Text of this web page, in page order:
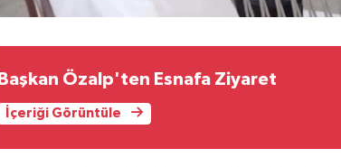
Başkan Özalp'ten Esnafa Ziyaret
İçeriği Görüntüle